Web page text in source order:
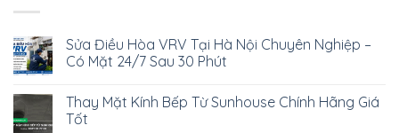
Sửa Điều Hòa VRV Tại Hà Nội Chuyên Nghiệp –
Có Mặt 24/7 Sau 30 Phút
Thay Mặt Kính Bếp Từ Sunhouse Chính Hãng Giá
Tốt